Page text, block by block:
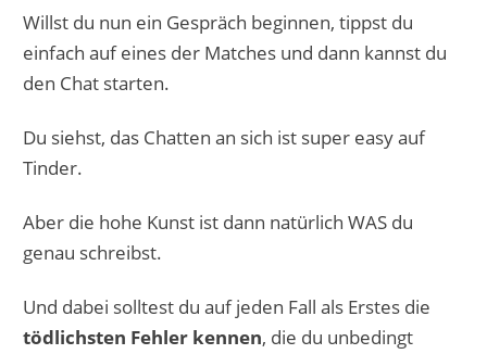
Willst du nun ein Gespräch beginnen, tippst du
einfach auf eines der Matches und dann kannst du
den Chat starten.
Du siehst, das Chatten an sich ist super easy auf
Tinder.
Aber die hohe Kunst ist dann natürlich WAS du
genau schreibst.
Und dabei solltest du auf jeden Fall als Erstes die
tödlichsten Fehler kennen, die du unbedingt